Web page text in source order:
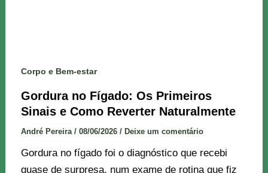
Corpo e Bem-estar
Gordura no Fígado: Os Primeiros
Sinais e Como Reverter Naturalmente
André Pereira / 08/06/2026 / Deixe um comentário
Gordura no fígado foi o diagnóstico que recebi
quase de surpresa, num exame de rotina que fiz